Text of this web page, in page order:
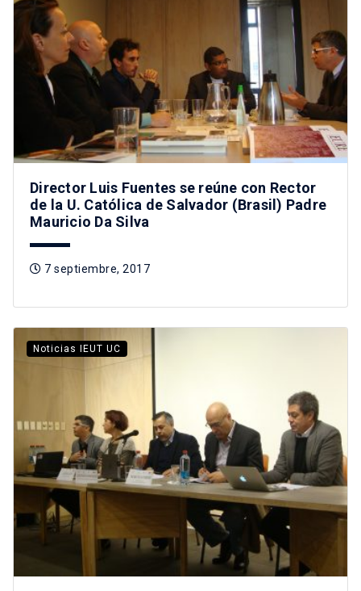
Director Luis Fuentes se reúne con Rector
de la U. Católica de Salvador (Brasil) Padre
Mauricio Da Silva
7 septiembre, 2017
Noticias IEUT UC